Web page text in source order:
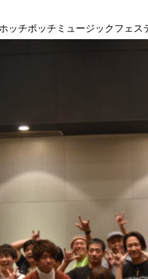
ッチポッチミュージックフェ